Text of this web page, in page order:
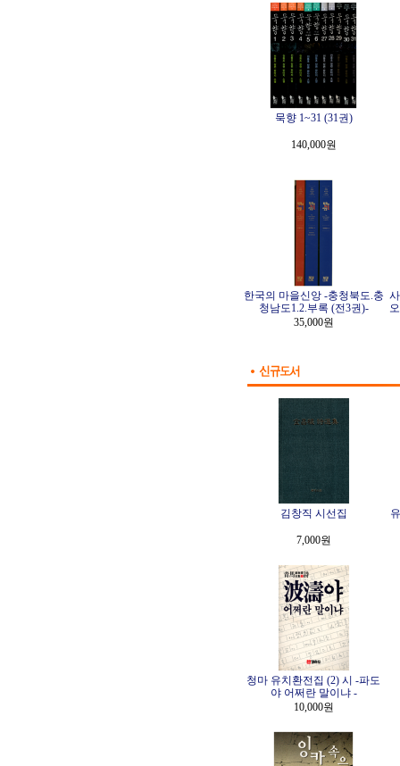
묵향 1~31 (31권)
140,000원
한국의 마을신앙 -충청북도.충
청남도1.2.부록 (전3권)-
35,000원
김창직 시선집
7,000원
청마 유치환전집 (2) 시 -파도
야 어쩌란 말이냐 -
10,000원